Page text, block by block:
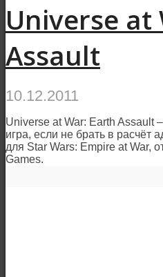
Universe at
Assault
10.12.2011
Universe at War: Earth Assault
игра, если не брать в расчёт
для Star Wars: Empire at War,
Games.